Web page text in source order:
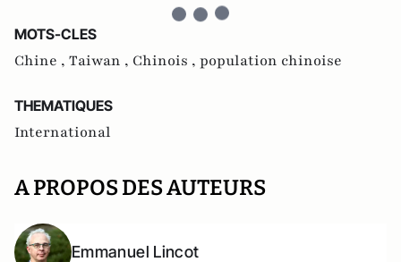
MOTS-CLES
Chine , Taiwan , Chinois , population chinoise
THEMATIQUES
International
A PROPOS DES AUTEURS
Emmanuel Lincot